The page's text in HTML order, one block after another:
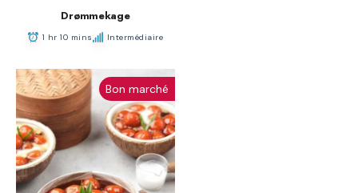
Drømmekage
1 hr 10 mins Intermédiaire
Bon marché